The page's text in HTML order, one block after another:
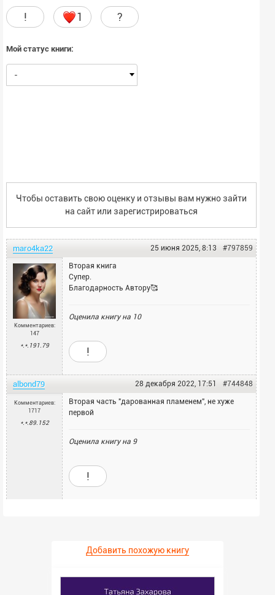
! 1 ?
Мой статус книги:
-
Чтобы оставить свою оценку и отзывы вам нужно зайти
на сайт или зарегистрироваться
maro4ka22 #797859
25 июня 2025, 8:13
Комментариев:
147
*.*.191.79
Вторая книга
Супер.
Благодарность Автору🥰
Оценила книгу на 10
!
albond79 #744848
28 декабря 2022, 17:51
Комментариев:
1717
*.*.89.152
Вторая часть "дарованная пламенем", не хуже
первой
Оценила книгу на 9
!
Добавить похожую книгу